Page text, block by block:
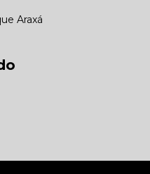
Araxá